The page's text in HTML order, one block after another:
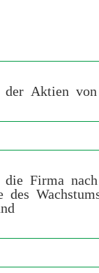
der Aktien von
die Firma
des